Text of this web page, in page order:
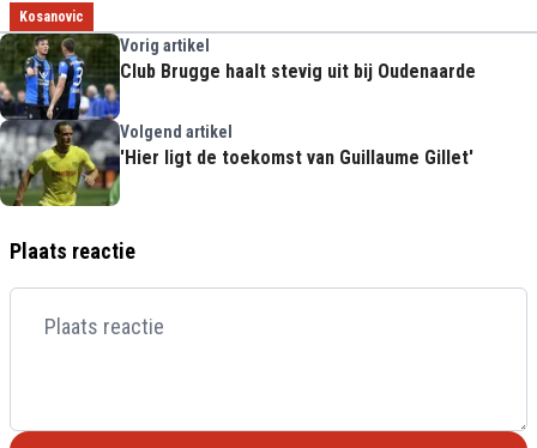
Kosanovic
Vorig artikel
Club Brugge haalt stevig uit bij Oudenaarde
Volgend artikel
'Hier ligt de toekomst van Guillaume Gillet'
Plaats reactie